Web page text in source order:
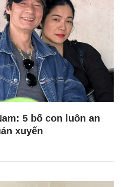
5 bố con luôn an
xuyến